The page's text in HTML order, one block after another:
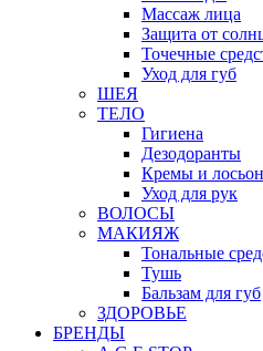
Массаж лица
Защита от
Точечные
Уход для губ
ШЕЯ
ТЕЛО
Гигиена
Дезодоранты
Кремы и
Уход для рук
ВОЛОСЫ
МАКИЯЖ
Тональные
Тушь
Бальзам для губ
ЗДОРОВЬЕ
БРЕНДЫ